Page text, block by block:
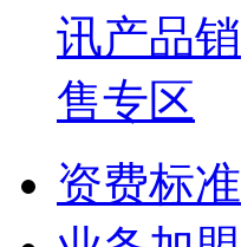
讯产品销
售专区
资费标准